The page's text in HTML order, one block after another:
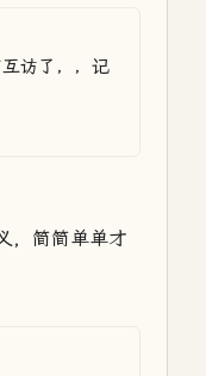
访了，，记
，简简单单才